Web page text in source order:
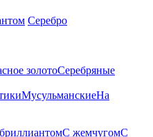
Серебро
золотоСеребряные
МусульманскиеНа
С жемчугомС